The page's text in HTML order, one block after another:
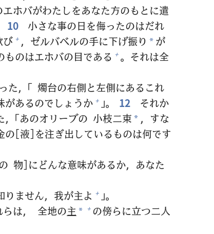
エホバがわたしをあなた方のもとに遣
10 小さな事の日を侮ったのはだれ
び + ，ゼルバベルの手に下げ振り * が
ものはエホバの目である + 。それは全
った，「 燭台の右側と左側にあるこれ
があるのでしょうか + 」。 12
それか
，「あのオリーブの 小枝二束 * ，すな
の[液]を注ぎ出しているものは何です
物]にどんな意味があるか，あなた
りません， 我が主よ + 」。
らは， 全地の主 * + の傍らに立つ二人